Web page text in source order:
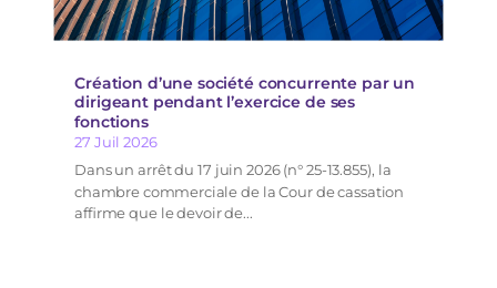
Création d’une société concurrente par un
dirigeant pendant l’exercice de ses
fonctions
27 Juil 2026
Dans un arrêt du 17 juin 2026 (n° 25-13.855), la
chambre commerciale de la Cour de cassation
affirme que le devoir de...